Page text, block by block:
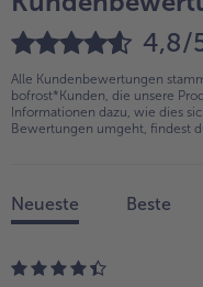
4,8/
Alle Kundenbewertungen
bofrost*Kunden, die unsere
Informationen dazu, wie dies
Bewertungen umgeht, findest
Neueste Beste